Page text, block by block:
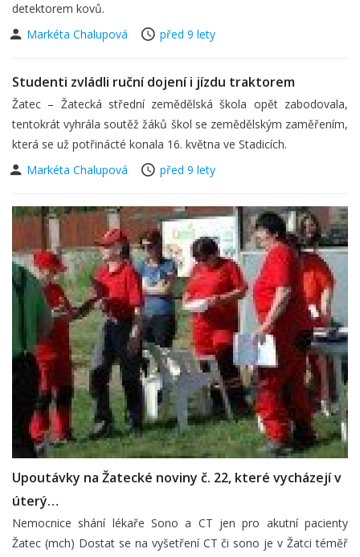
detektorem kovů.
Markéta Chalupová
před 9 lety
Studenti zvládli ruční dojení i jízdu traktorem
Žatec – Žatecká střední zemědělská škola opět zabodovala,
tentokrát vyhrála soutěž žáků škol se zemědělským zaměřením,
která se už potřinácté konala 16. května ve Stadicích.
Markéta Chalupová
před 9 lety
Upoutávky na Žatecké noviny č. 22, které vycházejí v
úterý…
Nemocnice shání lékaře Sono a CT jen pro akutní pacienty
Žatec (mch) Dostat se na vyšetření CT či sono je v Žatci téměř